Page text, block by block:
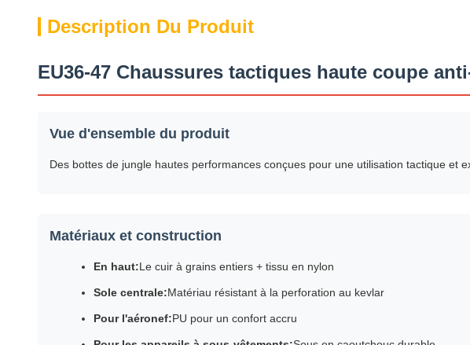
Description Du Produit
EU36-47 Chaussures tactiques haute coupe
Vue d'ensemble du produit
Des bottes de jungle hautes performances conçues pour une utilisation tactique et
Matériaux et construction
En haut:Le cuir à grains entiers + tissu en nylon
Sole centrale:Matériau résistant à la perforation au kevlar
Pour l'aéronef:PU pour un confort accru